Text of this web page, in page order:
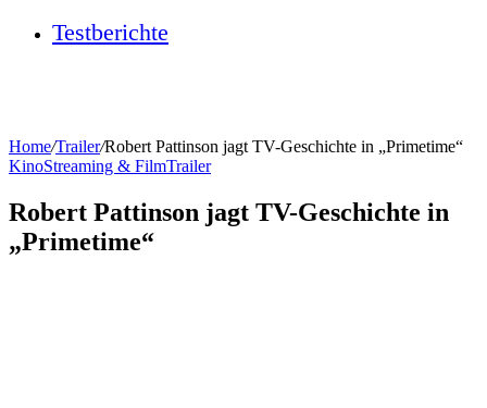
Testberichte
Home/Trailer/Robert Pattinson jagt TV-Geschichte in „Primetime“
KinoStreaming & FilmTrailer
Robert Pattinson jagt TV-Geschichte in
„Primetime“